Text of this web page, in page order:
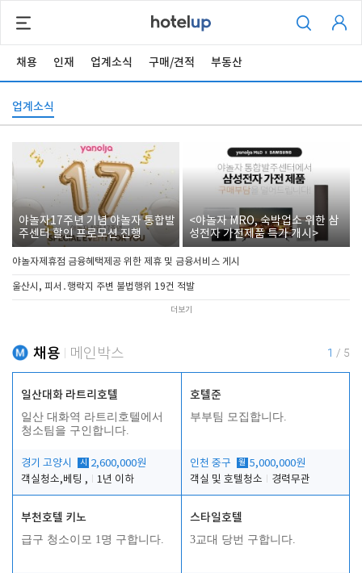
채용 인재 업계소식 구매/견적 부동산
업계소식
야놀자17주년 기념 야놀자 통합발
주센터 할인 프로모션 진행
<야놀자 MRO, 숙박업소 위한 삼
성전자 가전제품 특가 개시>
야놀자제휴점 금융혜택제공 위한 제휴 및 금융서비스 게시
울산시, 피서․행락지 주변 불법행위 19건 적발
더보기
채용 메인박스 1 / 5
일산대화 라트리호텔
일산 대화역 라트리호텔에서
청소팀을 구인합니다.
경기 고양시 시
2,600,000원
객실청소,베팅 ,
1년 이하
호텔준
부부팀 모집합니다.
인천 중구 월 5,000,000원
객실 및 호텔청소
경력무관
부천호텔 키노
급구 청소이모 1명 구합니다.
스타일호텔
3교대 당번 구합니다.